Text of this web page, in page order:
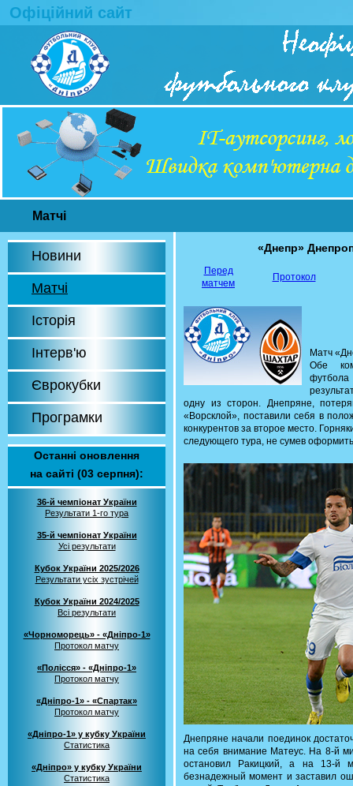
Офіційний сайт
Матчі
Новини
Матчі
Історія
Інтерв'ю
Єврокубки
Програмки
Останні оновлення
на сайті (03 серпня):
36-й чемпіонат України
Результати 1-го тура
35-й чемпіонат України
Усі результати
Кубок України 2025/2026
Результати усіх зустрічей
Кубок України 2024/2025
Всі результати
«Чорноморець» - «Дніпро-1»
Протокол матчу
«Полісся» - «Дніпро-1»
Протокол матчу
«Дніпро-1» - «Спартак»
Протокол матчу
«Дніпро-1» у кубку України
Статистика
«Дніпро» у кубку України
Статистика
«Днепр»
Перед
матчем
Протокол
Матч
Обе
футбола
одну из сторон. Днепряне,
«Ворсклой», поставили себя в
конкурентов за второе место.
следующего тура, не сумев
Днепряне начали поединок
на себя внимание Матеус. На 8-й
остановил Ракицкий, а на 13-й
безнадежный момент и заставил